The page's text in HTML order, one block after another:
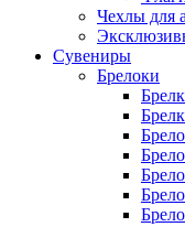
Чехлы для
Сувениры
Брелоки